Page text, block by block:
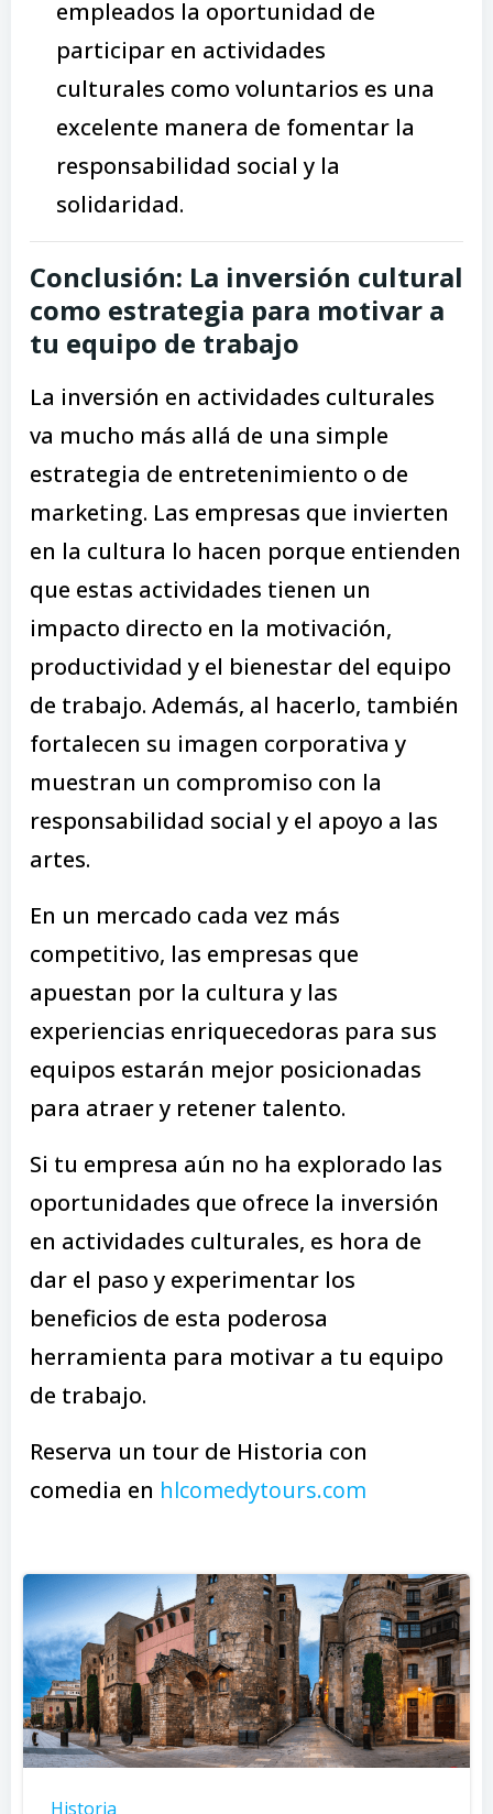
empleados la oportunidad de
participar en actividades
culturales como voluntarios es una
excelente manera de fomentar la
responsabilidad social y la
solidaridad.
Conclusión: La inversión cultural
como estrategia para motivar a
tu equipo de trabajo
La inversión en actividades culturales
va mucho más allá de una simple
estrategia de entretenimiento o de
marketing. Las empresas que invierten
en la cultura lo hacen porque entienden
que estas actividades tienen un
impacto directo en la motivación,
productividad y el bienestar del equipo
de trabajo. Además, al hacerlo, también
fortalecen su imagen corporativa y
muestran un compromiso con la
responsabilidad social y el apoyo a las
artes.
En un mercado cada vez más
competitivo, las empresas que
apuestan por la cultura y las
experiencias enriquecedoras para sus
equipos estarán mejor posicionadas
para atraer y retener talento.
Si tu empresa aún no ha explorado las
oportunidades que ofrece la inversión
en actividades culturales, es hora de
dar el paso y experimentar los
beneficios de esta poderosa
herramienta para motivar a tu equipo
de trabajo.
Reserva un tour de Historia con
comedia en hlcomedytours.com
Historia